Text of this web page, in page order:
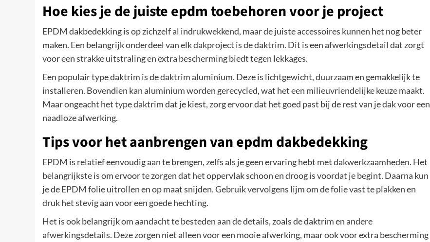
Hoe kies je de juiste epdm toebehoren voor je project
EPDM dakbedekking is op zichzelf al indrukwekkend, maar de juiste accessoires kunnen het nog beter
maken. Een belangrijk onderdeel van elk dakproject is de daktrim. Dit is een afwerkingsdetail dat zorgt
voor een strakke uitstraling en extra bescherming biedt tegen lekkages.
Een populair type daktrim is dedaktrim aluminium. Deze is lichtgewicht, duurzaam en gemakkelijk te
installeren. Bovendien kan aluminium worden gerecycled, wat het een milieuvriendelijke keuze maakt.
Maar ongeacht het type daktrim dat je kiest, zorg ervoor dat het goed past bij de rest van je dak voor een
naadloze afwerking.
Tips voor het aanbrengen van epdm dakbedekking
EPDM is relatief eenvoudig aan te brengen, zelfs als je geen ervaring hebt met dakwerkzaamheden. Het
belangrijkste is om ervoor te zorgen dat het oppervlak schoon en droog is voordat je begint. Daarna kun
je de EPDM folie uitrollen en op maat snijden. Gebruik vervolgens lijm om de folie vast te plakken en
druk het stevig aan voor een goede hechting.
Het is ook belangrijk om aandacht te besteden aan de details, zoals de daktrim en andere
afwerkingsdetails. Deze zorgen niet alleen voor een mooie afwerking, maar ook voor extra bescherming